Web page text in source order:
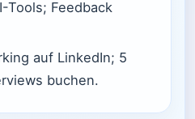
Tools; Feedback
auf LinkedIn; 5
buchen.